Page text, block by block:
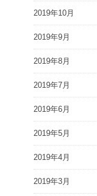
2019年10月
2019年9月
2019年8月
2019年7月
2019年6月
2019年5月
2019年4月
2019年3月